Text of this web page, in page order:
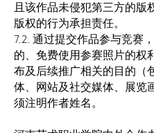
且该作品未侵犯第三方的版
版权的行为承担责任。
7.2. 通过提交作品参与竞赛
的、免费使用参赛照片的权
布及后续推广相关的目的（
体、网站及社交媒体、展览
须注明作者姓名。